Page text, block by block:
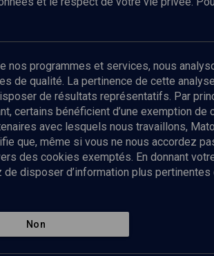
vous à notre newsletter
Politique de
personnelles
nos programmes et services, nous
de qualité. La pertinence de cette
de résultats représentatifs. Par
certains bénéficient d’une exemption
avec lesquels nous travaillons,
que, même si vous ne nous accordez
des cookies exemptés. En donnant
disposer d’information plus
Non